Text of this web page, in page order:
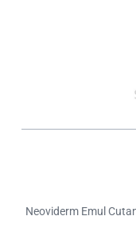
Neoviderm Emul